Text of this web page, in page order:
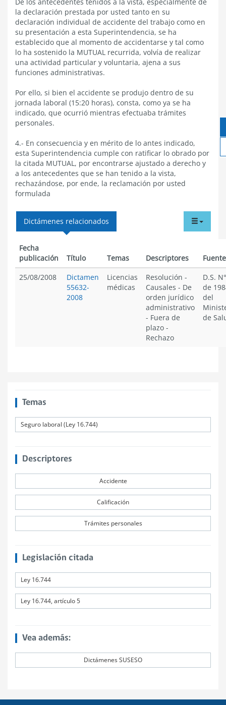
la declaración prestada por usted tanto en su
declaración individual de accidente del trabajo como en
su presentación a esta Superintendencia, se ha
establecido que al momento de accidentarse y tal como
lo ha sostenido la MUTUAL recurrida, volvía de realizar
una actividad particular y voluntaria, ajena a sus
funciones administrativas.
Por ello, si bien el accidente se produjo dentro de su
jornada laboral (15:20 horas), consta, como ya se ha
indicado, que ocurrió mientras efectuaba trámites
personales.
4.- En consecuencia y en mérito de lo antes indicado,
esta Superintendencia cumple con ratificar lo obrado por
la citada MUTUAL, por encontrarse ajustado a derecho y
a los antecedentes que se han tenido a la vista,
rechazándose, por ende, la reclamación por usted
formulada
menu
Dictámenes relacionados
Fecha
publicación
Título Temas Descriptores
25/08/2008
Dictamen
55632-
2008
Licencias
médicas
Resolución -
Causales - De
orden jurídico
administrativo
- Fuera de
plazo -
Rechazo
D.S.
de
del
de
Temas
Seguro laboral (Ley 16.744)
Descriptores
Accidente
Calificación
Trámites personales
Legislación citada
Ley 16.744
Ley 16.744, artículo 5
Vea además:
Dictámenes SUSESO